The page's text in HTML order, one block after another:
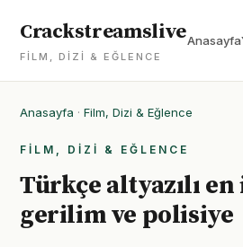
Crackstreamslive
FILM, DIZI & EĞLENCE
Anasayfa
Anasayfa · Film, Dizi & Eğlence
FILM, DIZI & EĞLENCE
Türkçe altyazılı
gerilim ve polisiye